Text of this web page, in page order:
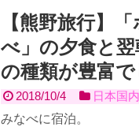
【熊野旅行】
べ」の夕食と
の種類が豊富で
2018/10/4
日本国
みなべに宿泊。